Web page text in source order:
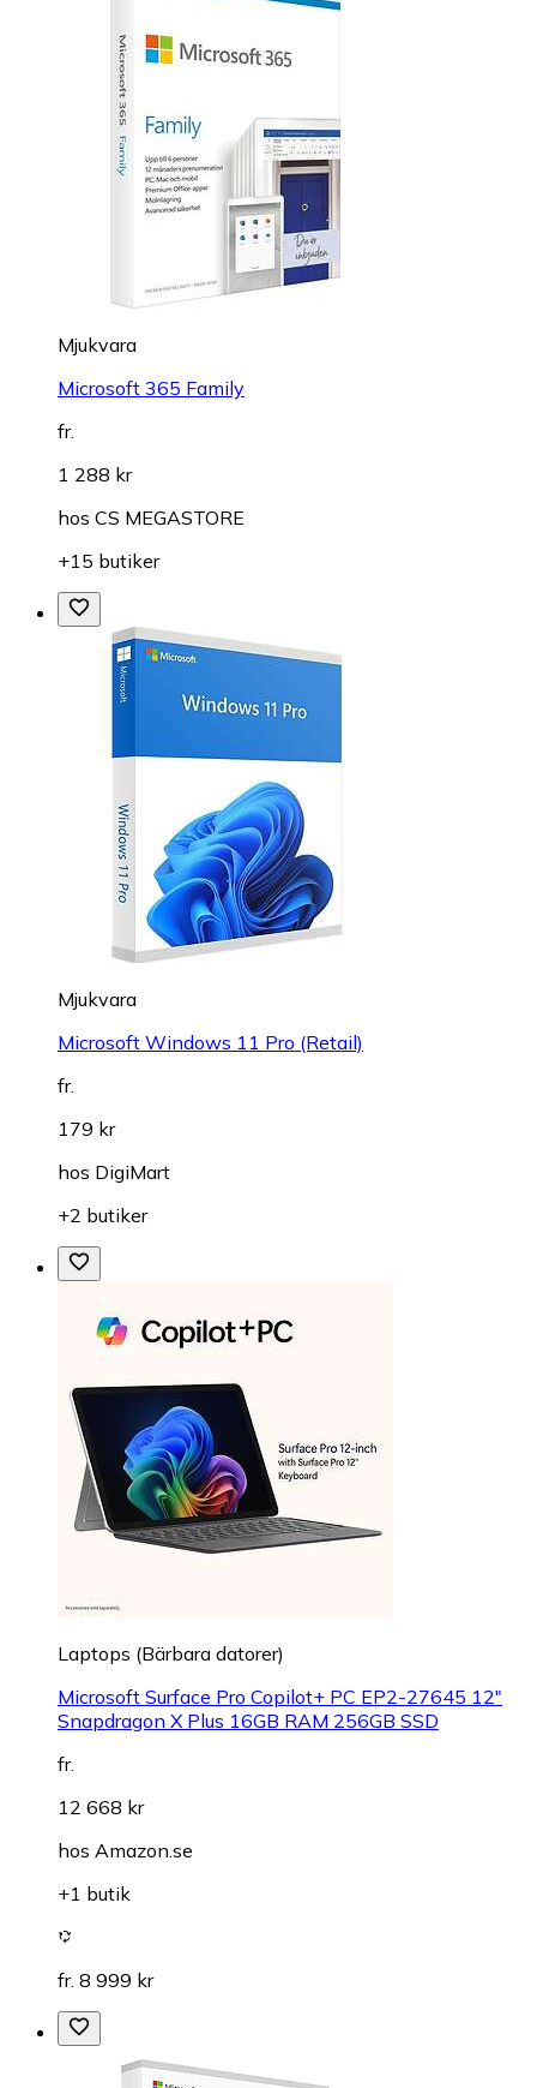
Mjukvara
Microsoft 365 Family
fr.
1 288 kr
hos CS MEGASTORE
+15 butiker
Mjukvara
Microsoft Windows 11 Pro (Retail)
fr.
179 kr
hos DigiMart
+2 butiker
Laptops (Bärbara datorer)
Microsoft Surface Pro Copilot+ PC EP2-27645 12"
Snapdragon X Plus 16GB RAM 256GB SSD
fr.
12 668 kr
hos Amazon.se
+1 butik
fr. 8 999 kr